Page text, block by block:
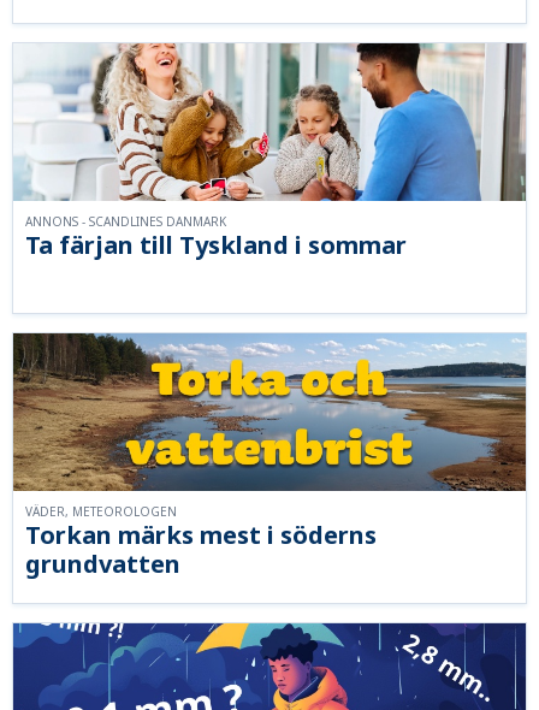
Ta färjan till Tyskland i sommar
ANNONS - SCANDLINES DANMARK
Torkan märks mest i söderns
grundvatten
VÄDER, METEOROLOGEN